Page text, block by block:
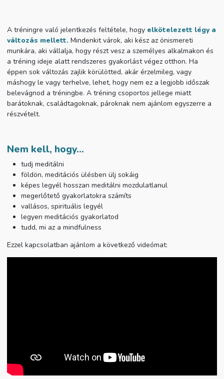
A tréningre való jelentkezés feltétele, hogy elkötelezett légy a
változás mellett. Mindenkit várok, aki kész az önismereti
munkára, aki vállalja, hogy részt vesz a személyes alkalmakon és
a tréning ideje alatt rendszeres gyakorlást végez otthon. Ha
éppen sok változás zajlik körülötted, akár érzelmileg, vagy
máshogy le vagy terhelve, lehet, hogy nem ez a legjobb időszak
belevágnod a tréningbe. A tréning csoportos jellege miatt
barátoknak, családtagoknak, pároknak nem ajánlom egyszerre a
részvételt.
Nem kell, hogy...
tudj meditálni
földön, meditációs ülésben ülj sokáig
képes legyél hosszan meditálni mozdulatlanul
megerlőtető gyakorlatokra számíts
vallásos, spirituális legyél
legyen meditációs gyakorlatod
tudd, mi az a mindfulness
Ezzel kapcsolatban ajánlom a következő videómat: